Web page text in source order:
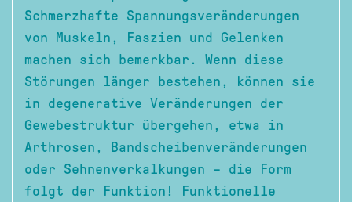
Schmerzhafte Spannungsveränderungen
von Muskeln, Faszien und Gelenken
machen sich bemerkbar. Wenn diese
Störungen länger bestehen, können sie
in degenerative Veränderungen der
Gewebestruktur übergehen, etwa in
Arthrosen, Bandscheibenveränderungen
oder Sehnenverkalkungen – die Form
folgt der Funktion! Funktionelle